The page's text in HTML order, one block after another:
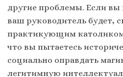
другие проблемы. Если вы
ваш руководитель будет,
практикующим
что вы пытаетесь
социально оправдать
легитимную